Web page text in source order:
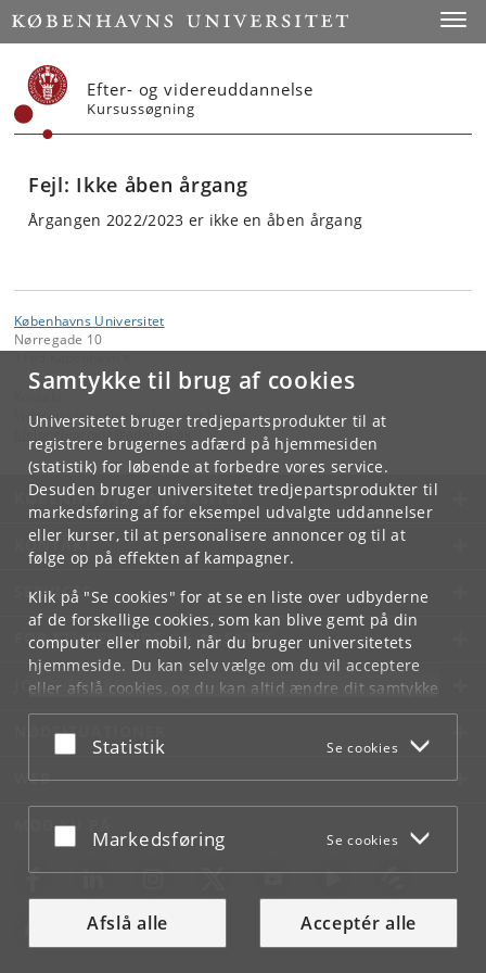
Samtykke til brug af cookies
Universitetet bruger tredjepartsprodukter til at
registrere brugernes adfærd på hjemmesiden
(statistik) for løbende at forbedre vores service.
Desuden bruger universitetet tredjepartsprodukter til
markedsføring af for eksempel udvalgte uddannelser
eller kurser, til at personalisere annoncer og til at
følge op på effekten af kampagner.
Klik på "Se cookies" for at se en liste over udbyderne
af de forskellige cookies, som kan blive gemt på din
computer eller mobil, når du bruger universitetets
hjemmeside. Du kan selv vælge om du vil acceptere
eller afslå cookies, og du kan altid ændre dit samtykke
underCookie- og privatlivspolitiksom du finder i
bunden af hver side.
Acceptér eller afslå
Statistik Se cookies
Acceptér eller afslå
Markedsføring Se cookies
Afslå alle Acceptér alle
Start
Efter- og videreuddannelse
Kursussøgning
Fejl: Ikke åben årgang
Årgangen 2022/2023 er ikke en åben årgang
Københavns Universitet
Nørregade 10
Videreuddannelse og Livslang Læring
.ku
KØBENHAVNS UNIVERSITET
KONTAKT
SERVICES
FOR STUDERENDE OG ANSATTE
JOB OG KARRIERE
NØDSITUATIONER
WEB
MØD KU PÅ